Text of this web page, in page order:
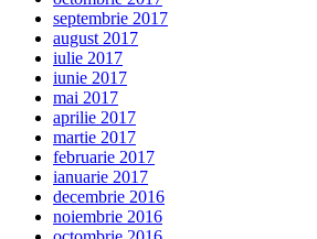
septembrie 2017
august 2017
iulie 2017
iunie 2017
mai 2017
aprilie 2017
martie 2017
februarie 2017
ianuarie 2017
decembrie 2016
noiembrie 2016